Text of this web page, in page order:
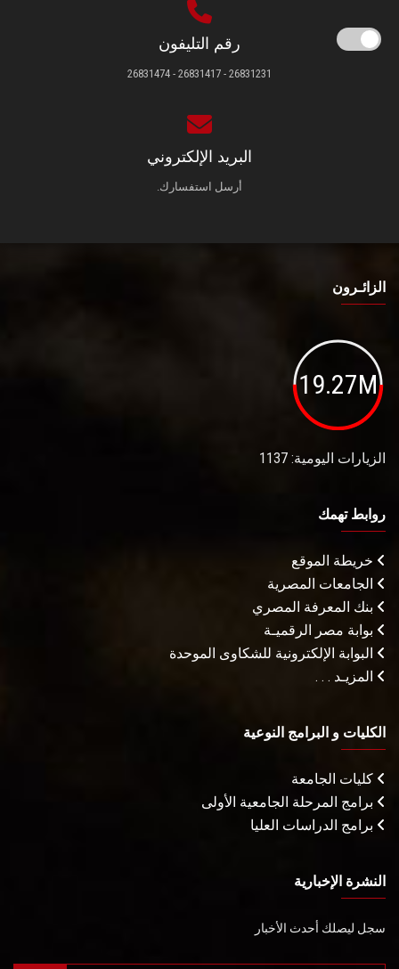
رقم التليفون
26831231 - 26831417 - 26831474
البريد الإلكتروني
أرسل استفسارك.
الزائـرون
19.27M
الزيارات اليومية: 1137
روابط تهمك
خريطة الموقع
الجامعات المصرية
بنك المعرفة المصري
بوابة مصر الرقميـة
البوابة الإلكترونية للشكاوى الموحدة
المزيـد . . .
الكليات و البرامج النوعية
كليات الجامعة
برامج المرحلة الجامعية الأولى
برامج الدراسات العليا
النشرة الإخبارية
سجل ليصلك أحدث الأخبار